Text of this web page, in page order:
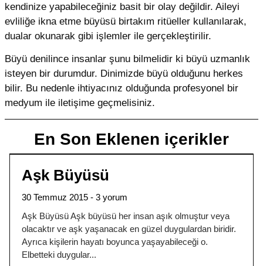
kendinize yapabileceğiniz basit bir olay değildir. Aileyi
evliliğe ikna etme büyüsü birtakım ritüeller kullanılarak,
dualar okunarak gibi işlemler ile gerçekleştirilir.
Büyü denilince insanlar şunu bilmelidir ki büyü uzmanlık
isteyen bir durumdur. Dinimizde büyü olduğunu herkes
bilir. Bu nedenle ihtiyacınız olduğunda profesyonel bir
medyum ile iletişime geçmelisiniz.
En Son Eklenen içerikler
Aşk Büyüsü
30 Temmuz 2015
3 yorum
Aşk Büyüsü Aşk büyüsü her insan aşık olmuştur veya
olacaktır ve aşk yaşanacak en güzel duygulardan biridir.
Ayrıca kişilerin hayatı boyunca yaşayabileceği o.
Elbetteki duygular